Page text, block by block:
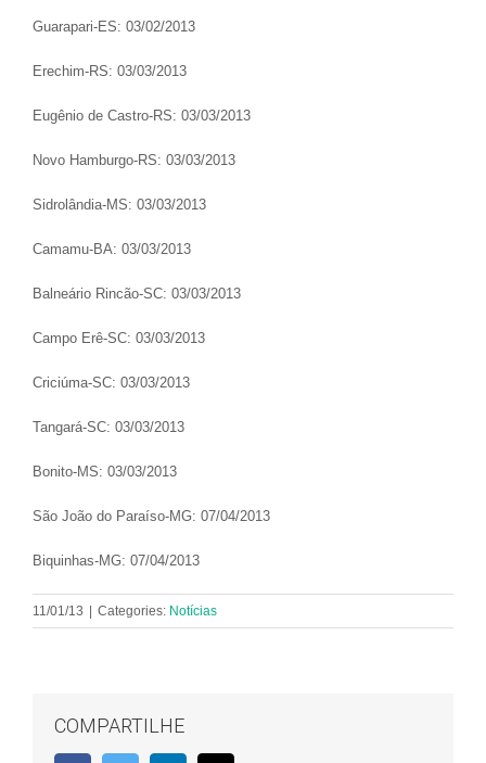
Guarapari-ES: 03/02/2013
Erechim-RS: 03/03/2013
Eugênio de Castro-RS: 03/03/2013
Novo Hamburgo-RS: 03/03/2013
Sidrolândia-MS: 03/03/2013
Camamu-BA: 03/03/2013
Balneário Rincão-SC: 03/03/2013
Campo Erê-SC: 03/03/2013
Criciúma-SC: 03/03/2013
Tangará-SC: 03/03/2013
Bonito-MS: 03/03/2013
São João do Paraíso-MG: 07/04/2013
Biquinhas-MG: 07/04/2013
11/01/13 Categories: Notícias
COMPARTILHE